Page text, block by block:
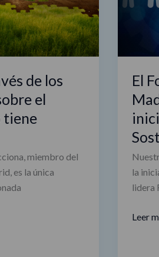
de los
el
tiene
miembro del
es la única
El
la
lidera
se
2030
Leer